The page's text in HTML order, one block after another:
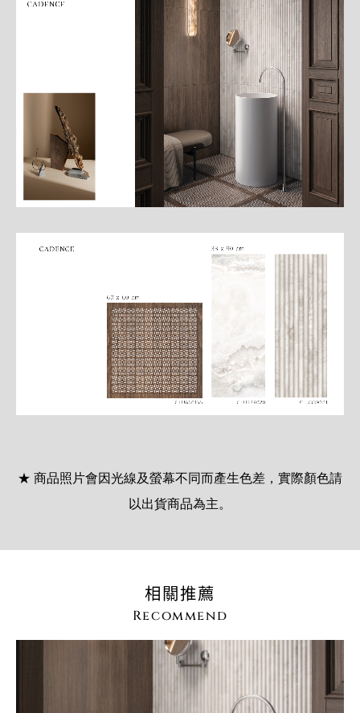
★ 商品照片會因光線及螢幕不同而產生色差，實際顏色請
以出貨商品為主。
相關推薦
Recommend